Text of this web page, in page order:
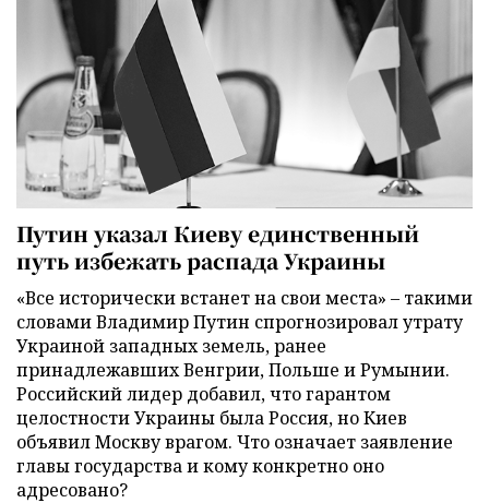
Путин указал Киеву единственный
путь избежать распада Украины
«Все исторически встанет на свои места» – такими
словами Владимир Путин спрогнозировал утрату
Украиной западных земель, ранее
принадлежавших Венгрии, Польше и Румынии.
Российский лидер добавил, что гарантом
целостности Украины была Россия, но Киев
объявил Москву врагом. Что означает заявление
главы государства и кому конкретно оно
адресовано?